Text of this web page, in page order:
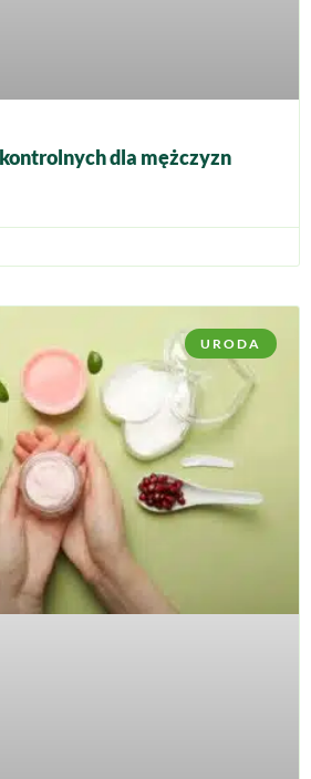
dla mężczyzn
URODA